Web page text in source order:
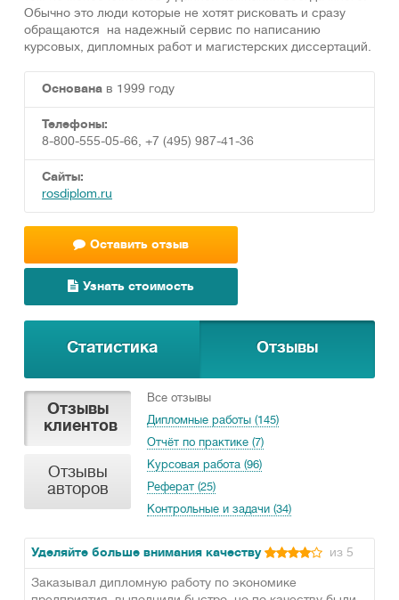
Обычно это люди которые не хотят рисковать и сразу
обращаются на надежный сервис по написанию
курсовых, дипломных работ и магистерских диссертаций.
Основана в 1999 году
Телефоны:
8-800-555-05-66, +7 (495) 987-41-36
Сайты:
rosdiplom.ru
Оставить отзыв
Узнать стоимость
Статистика Отзывы
Отзывы
клиентов
Отзывы
авторов
Все отзывы
Дипломные работы (145)
Отчёт по практике (7)
Курсовая работа (96)
Реферат (25)
Контрольные и задачи (34)
Уделяйте больше внимания качеству из 5
Заказывал дипломную работу по экономике